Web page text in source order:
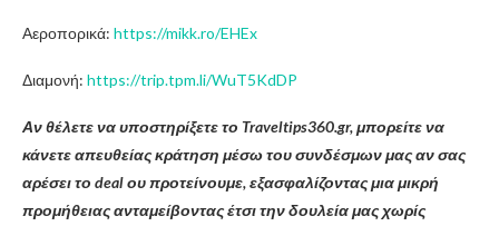
Αεροπορικά: https://mikk.ro/EHEx
Διαμονή: https://trip.tpm.li/WuT5KdDP
Αν θέλετε να υποστηρίξετε το Traveltips360.gr, μπορείτε να
κάνετε απευθείας κράτηση μέσω του συνδέσμων μας αν σας
αρέσει το deal ου προτείνουμε, εξασφαλίζοντας μια μικρή
προμήθειας ανταμείβοντας έτσι την δουλεία μας χωρίς